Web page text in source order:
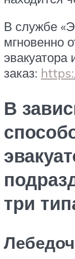
В службе
мгновенно
заказ:
В
три